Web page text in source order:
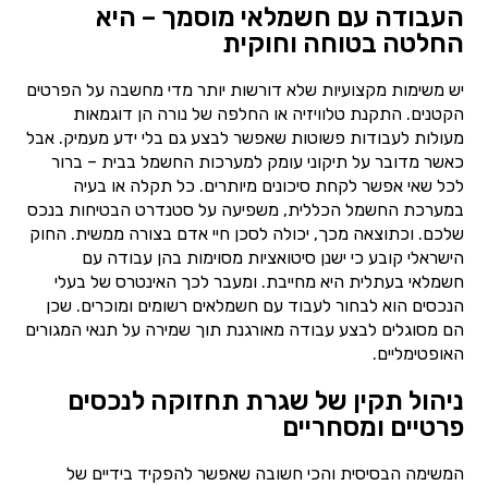
העבודה עם חשמלאי מוסמך – היא
החלטה בטוחה וחוקית
יש משימות מקצועיות שלא דורשות יותר מדי מחשבה על הפרטים
הקטנים. התקנת טלוויזיה או החלפה של נורה הן דוגמאות
מעולות לעבודות פשוטות שאפשר לבצע גם בלי ידע מעמיק. אבל
כאשר מדובר על תיקוני עומק למערכות החשמל בבית – ברור
לכל שאי אפשר לקחת סיכונים מיותרים. כל תקלה או בעיה
במערכת החשמל הכללית, משפיעה על סטנדרט הבטיחות בנכס
שלכם. וכתוצאה מכך, יכולה לסכן חיי אדם בצורה ממשית. החוק
הישראלי קובע כי ישנן סיטואציות מסוימות בהן עבודה עם
חשמלאי בעתלית היא מחייבת. ומעבר לכך האינטרס של בעלי
הנכסים הוא לבחור לעבוד עם חשמלאים רשומים ומוכרים. שכן
הם מסוגלים לבצע עבודה מאורגנת תוך שמירה על תנאי המגורים
האופטימליים.
ניהול תקין של שגרת תחזוקה לנכסים
פרטיים ומסחריים
המשימה הבסיסית והכי חשובה שאפשר להפקיד בידיים של